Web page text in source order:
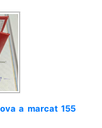
a marcat 155